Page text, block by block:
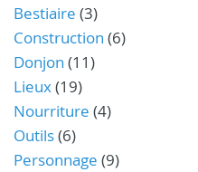
Bestiaire (3)
Construction (6)
Donjon (11)
Lieux(19)
Nourriture (4)
Outils(6)
Personnage (9)